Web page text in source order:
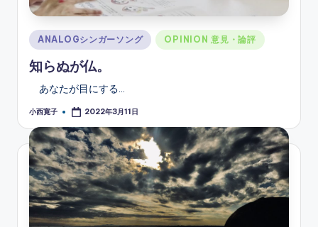
Posted
in
ANALOGシンガーソング OPINION 意見・論評
知らぬが仏。
あなたが目にする…
Posted
小西寛子 2022年3月11日